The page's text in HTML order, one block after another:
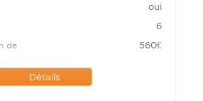
oui
6
de 560€
Détails